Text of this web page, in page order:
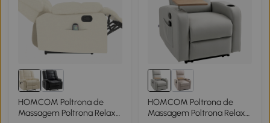
HOMCOM Poltrona de
Massagem Poltrona Relax
HOMCOM Poltrona de
Massagem Poltrona Relax